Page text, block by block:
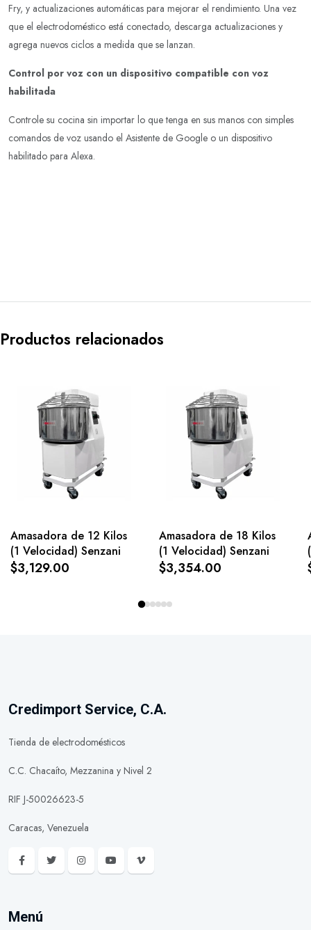
Fry, y actualizaciones automáticas para mejorar el rendimiento. Una vez
que el electrodoméstico está conectado, descarga actualizaciones y
agrega nuevos ciclos a medida que se lanzan.
Control por voz con un dispositivo compatible con voz
habilitada
Controle su cocina sin importar lo que tenga en sus manos con simples
comandos de voz usando el Asistente de Google o un dispositivo
habilitado para Alexa.
Productos relacionados
Amasadora de 12 Kilos
(1 Velocidad) Senzani
$3,129.00
Amasadora de 18 Kilos
(1 Velocidad) Senzani
$3,354.00
Credimport Service, C.A.
Tienda de electrodomésticos
C.C. Chacaíto, Mezzanina y Nivel 2
RIF J-50026623-5
Caracas, Venezuela
Menú